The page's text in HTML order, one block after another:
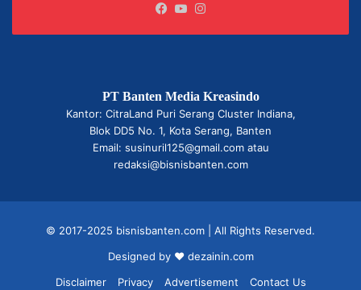
Facebook
YouTube
PT Banten Media Kreasindo
Kantor: CitraLand Puri Serang Cluster Indiana,
Blok DD5 No. 1, Kota Serang, Banten
Email: susinuril125@gmail.com atau
redaksi@bisnisbanten.com
© 2017-2025 bisnisbanten.com | All Rights Reserved.
Designed by ❤ dezainin.com
Disclaimer
Privacy Advertisement Contact Us